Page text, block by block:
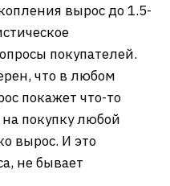
вырос до 1.5-
покупателей.
что в любом
покажет что-то
покупку любой
вырос. И это
не бывает